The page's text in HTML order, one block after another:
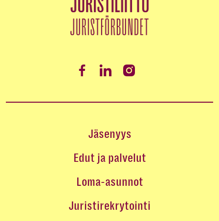
Jäsenyys
Edut ja palvelut
Loma-asunnot
Juristirekrytointi